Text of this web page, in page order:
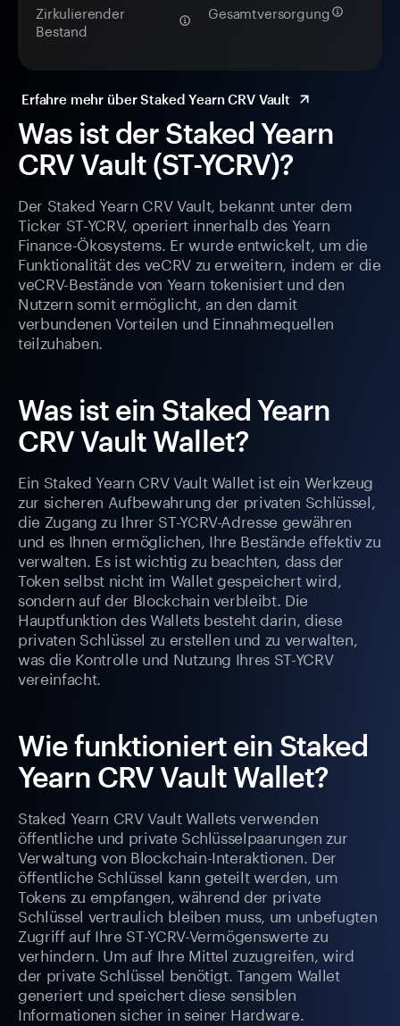
Was ist der Staked Yearn
CRV Vault (ST-YCRV)?
Der Staked Yearn CRV Vault, bekannt unter dem
Ticker ST-YCRV, operiert innerhalb des Yearn
Finance-Ökosystems. Er wurde entwickelt, um die
Funktionalität des veCRV zu erweitern, indem er die
veCRV-Bestände von Yearn tokenisiert und den
Nutzern somit ermöglicht, an den damit
verbundenen Vorteilen und Einnahmequellen
teilzuhaben.
Was ist ein Staked Yearn
CRV Vault Wallet?
Ein Staked Yearn CRV Vault Wallet ist ein Werkzeug
zur sicheren Aufbewahrung der privaten Schlüssel,
die Zugang zu Ihrer ST-YCRV-Adresse gewähren
und es Ihnen ermöglichen, Ihre Bestände effektiv zu
verwalten. Es ist wichtig zu beachten, dass der
Token selbst nicht im Wallet gespeichert wird,
sondern auf der Blockchain verbleibt. Die
Hauptfunktion des Wallets besteht darin, diese
privaten Schlüssel zu erstellen und zu verwalten,
was die Kontrolle und Nutzung Ihres ST-YCRV
vereinfacht.
Wie funktioniert ein Staked
Yearn CRV Vault Wallet?
Staked Yearn CRV Vault Wallets verwenden
öffentliche und private Schlüsselpaarungen zur
Verwaltung von Blockchain-Interaktionen. Der
öffentliche Schlüssel kann geteilt werden, um
Tokens zu empfangen, während der private
Schlüssel vertraulich bleiben muss, um unbefugten
Zugriff auf Ihre ST-YCRV-Vermögenswerte zu
verhindern. Um auf Ihre Mittel zuzugreifen, wird
der private Schlüssel benötigt. Tangem Wallet
generiert und speichert diese sensiblen
Informationen sicher in seiner Hardware.
Zirkulierender
Bestand
Gesamtversorgung
Erfahre mehr über Staked Yearn CRV Vault